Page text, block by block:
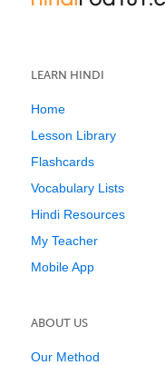
LEARN HINDI
Home
Lesson Library
Flashcards
Vocabulary Lists
Hindi Resources
My Teacher
Mobile App
ABOUT US
Our Method